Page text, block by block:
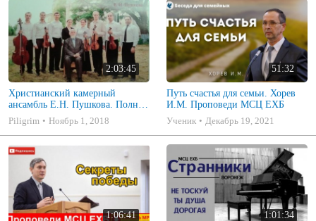
2:03:45
Христианский камерный
ансамбль Е.Н. Пушкова. Полное
собрание
Piligrim Ноябрь 1, 2018
51:32
Путь счастья для семьи. Хорев
И.М. Проповеди МСЦ ЕХБ
Ученик
Декабрь 19, 2021
1:06:41 1:01:34